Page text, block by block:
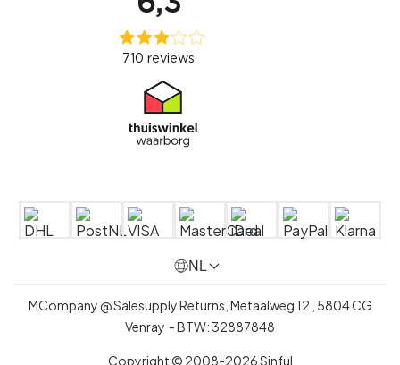
NL
MCompany @ Salesupply Returns, Metaalweg 12 5804 CG
Venray - BTW:32887848
Copyright © 2008-2026 Sinful